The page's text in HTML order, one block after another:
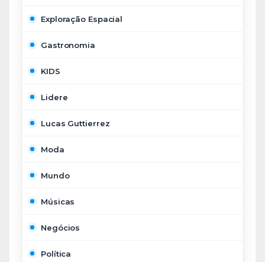
Exploração Espacial
Gastronomia
KIDS
Lidere
Lucas Guttierrez
Moda
Mundo
Músicas
Negócios
Política